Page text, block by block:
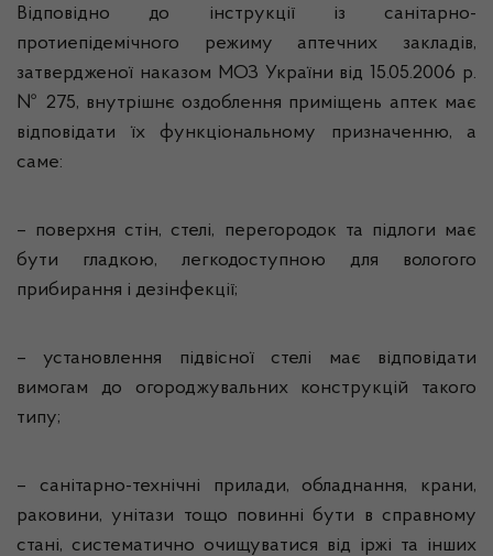
Відповідно до інструкції із санітарно-
протиепідемічного режиму аптечних закладів,
затвердженої наказом МОЗ України від 15.05.2006 р.
№ 275, внутрішнє оздоблення приміщень аптек має
відповідати їх функціональному призначенню, а
саме:
– поверхня стін, стелі, перегородок та підлоги має
бути гладкою, легкодоступною для вологого
прибирання і дезінфекції;
– установлення підвісної стелі має відповідати
вимогам до огороджувальних конструкцій такого
типу;
– санітарно-технічні прилади, обладнання, крани,
раковини, унітази тощо повинні бути в справному
стані, систематично очищуватися від іржі та інших